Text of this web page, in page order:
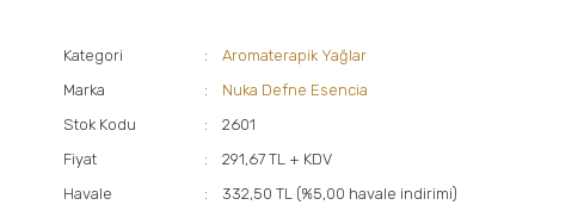
Kategori
Aromaterapik Yağlar
Marka
Nuka Defne Esencia
Stok Kodu
2601
Fiyat
291,67 TL + KDV
Havale
332,50 TL (%5,00 havale indirimi)